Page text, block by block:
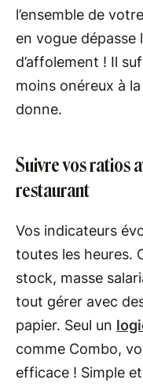
l’ensemble de
en vogue dépasse
d’affolement ! Il
moins onéreux à
donne.
Suivre vos ratios
restaurant
Vos indicateurs
toutes les heures.
stock, masse
tout gérer avec
papier. Seul un
comme Combo,
efficace​ ! Simple